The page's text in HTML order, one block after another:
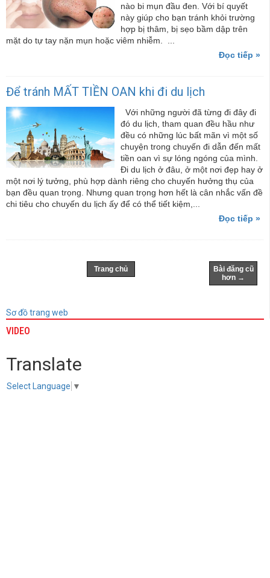
nào bi mụn đầu đen. Với bí quyết
này giúp cho bạn tránh khỏi trường
hợp bị thâm, bị sẹo bầm dập trên
mặt do tự tay nặn mụn hoặc viêm nhiễm. ...
Đọc tiếp »
Để tránh MẤT TIỀN OAN khi đi du lịch
Với những người đã từng đi đây đi
đó du lịch, tham quan đều hầu như
đều có những lúc bất mãn vì một số
chuyện trong chuyến đi dẫn đến mất
tiền oan vì sự lóng ngóng của mình.
Đi du lịch ở đâu, ở một nơi đẹp hay ở
một nơi lý tưởng, phù hợp dành riêng cho chuyến hưởng thụ của
bạn đều quan trọng. Nhưng quan trọng hơn hết là cân nhắc vấn đề
chi tiêu cho chuyến du lịch ấy để có thể tiết kiệm,...
Đọc tiếp »
Bài đăng cũ
hơn →
Trang chủ
Sơ đồ trang web
VIDEO
Translate
Select Language ▼